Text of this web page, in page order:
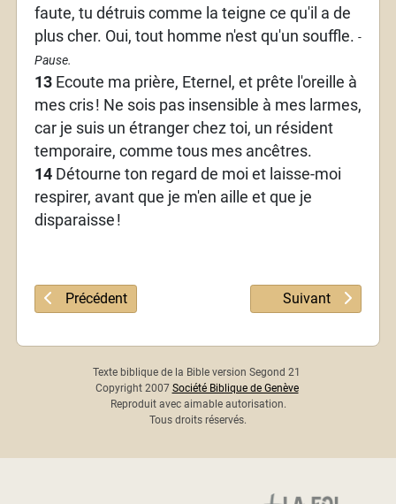
faute, tu détruis comme la teigne ce qu'il a de
plus cher. Oui, tout homme n'est qu'un souffle. -
Pause.
13Ecoute ma prière, Eternel, et prête l'oreille à
mes cris! Ne sois pas insensible à mes larmes,
car je suis un étranger chez toi, un résident
temporaire, comme tous mes ancêtres.
14Détourne ton regard de moi et laisse-moi
respirer, avant que je m'en aille et que je
disparaisse !
Article précédent : Psaume 38
Précédent Article suivant :
Suivant
Texte biblique de la Bible version Segond 21
Copyright 2007 Société Biblique de Genève
Reproduit avec aimable autorisation.
Tous droits réservés.